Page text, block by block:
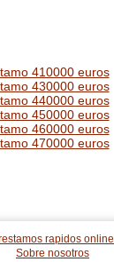
410000 euros
430000 euros
440000 euros
450000 euros
460000 euros
470000 euros
rapidos online
Sobre nosotros